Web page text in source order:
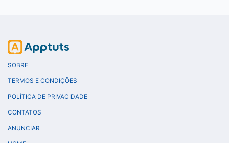
SOBRE
TERMOS E CONDIÇÕES
POLÍTICA DE PRIVACIDADE
CONTATOS
ANUNCIAR